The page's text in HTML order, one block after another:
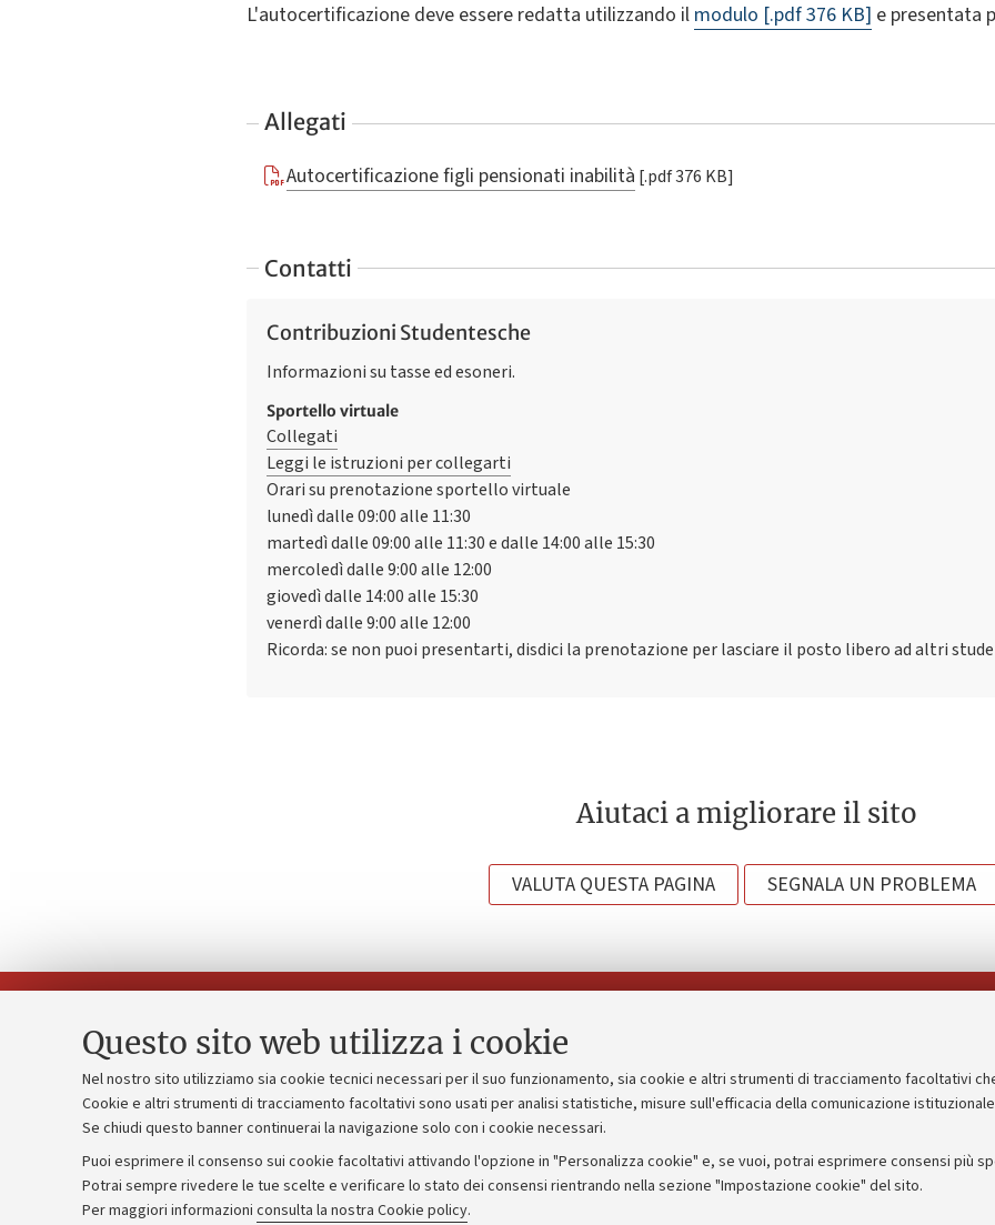
Questo sito web utilizza i cookie
Nel nostro sito utilizziamo sia cookie tecnici necessari per il suo funzionamento, sia cookie e altri strumenti di tracciamento facoltativi
Cookie e altri strumenti di tracciamento facoltativi sono usati per analisi statistiche, misure sull'efficacia della comunicazione
Se chiudi questo banner continuerai la navigazione solo con i cookie necessari.
Puoi esprimere il consenso sui cookie facoltativi attivando l'opzione in "Personalizza cookie" e, se vuoi, potrai esprimere consensi più
Potrai sempre rivedere le tue scelte e verificare lo stato dei consensi rientrando nella sezione "Impostazione cookie" del sito.
Per maggiori informazioni consulta la nostra Cookie policy.
L'autocertificazione deve essere redatta utilizzando il modulo [.pdf 376 KB] e presentata
Allegati
Autocertificazione figli pensionati inabilità [.pdf 376 KB]
Contatti
Contribuzioni Studentesche
Informazioni su tasse ed esoneri.
Sportello virtuale
Collegati
Leggi le istruzioni per collegarti
Orari su prenotazione sportello virtuale
lunedì dalle 09:00 alle 11:30
martedì dalle 09:00 alle 11:30 e dalle 14:00 alle 15:30
mercoledì dalle 9:00 alle 12:00
giovedì dalle 14:00 alle 15:30
venerdì dalle 9:00 alle 12:00
Ricorda: se non puoi presentarti, disdici la prenotazione per lasciare il posto libero ad altri
Aiutaci a migliorare il sito
VALUTA QUESTA PAGINA SEGNALA UN PROBLEMA
Contatti e PEC
Uffici dell'amministrazione generale
Lavora con noi
Alumni community
Piano strategico
Bilanci
Donazioni e 5x1000
Merchandising - UniboStore
Bandi, gare e concorsi
Amministrazione trasparente